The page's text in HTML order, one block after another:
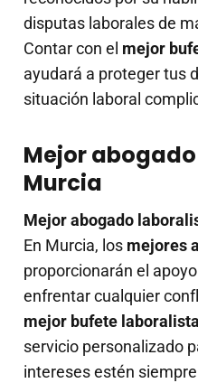
disputas laborales de
Contar con el mejor
ayudará a proteger tus
situación laboral
Mejor
Murcia
Mejor abogado
En Murcia, los mejores
proporcionarán el
enfrentar cualquier
mejor bufete
servicio personalizado
intereses estén